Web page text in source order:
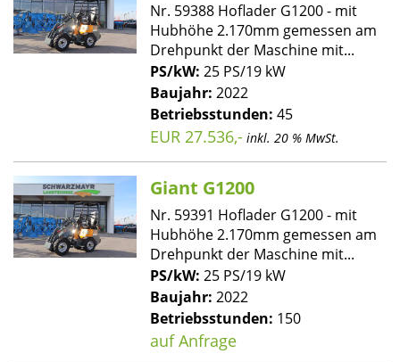
Nr. 59388 Hoflader G1200 - mit
Hubhöhe 2.170mm gemessen am
Drehpunkt der Maschine mit...
PS/kW: 25 PS/19 kW
Baujahr: 2022
Betriebsstunden: 45
EUR 27.536,- inkl. 20 % MwSt.
Giant G1200
Nr. 59391 Hoflader G1200 - mit
Hubhöhe 2.170mm gemessen am
Drehpunkt der Maschine mit...
PS/kW: 25 PS/19 kW
Baujahr: 2022
Betriebsstunden: 150
auf Anfrage